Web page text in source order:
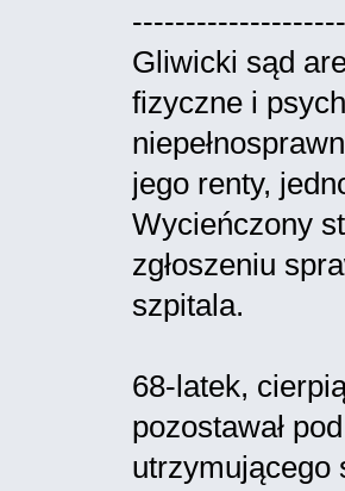
Gliwicki sąd
fizyczne i
jego renty,
Wycieńczony
zgłoszeniu
szpitala.
68-latek,
pozostawał
utrzymującego